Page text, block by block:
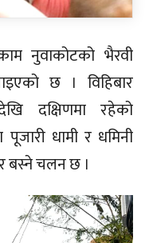
नुवाकोटको भैरवी
छ । विहिबार
दक्षिणमा रहेको
पूजारी धामी र धमिनी
बस्ने चलन छ ।